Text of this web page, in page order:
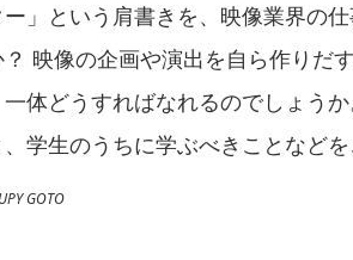
ー」という肩書きを、映像業界の
映像の企画や演出を自ら作りだ
体どうすればなれるのでしょう
学生のうちに学ぶべきことなどを
GOTO